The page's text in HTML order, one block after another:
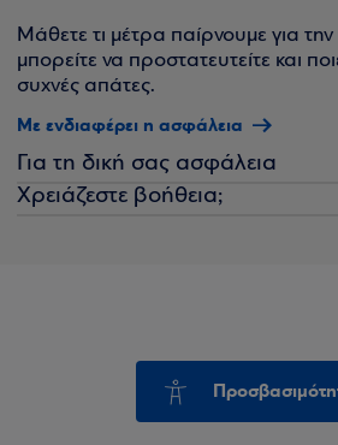
Μάθετε τι μέτρα παίρνουμε για
μπορείτε να προστατευτείτε και
συχνές απάτες.
Με ενδιαφέρει η ασφάλεια
Για τη δική σας ασφάλεια
Χρειάζεστε βοήθεια;